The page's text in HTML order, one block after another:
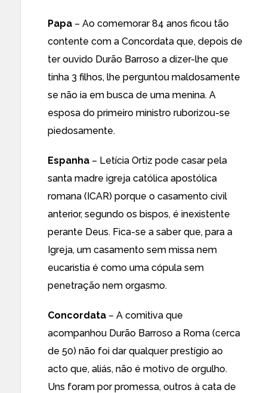
Papa – Ao comemorar 84 anos ficou tão
contente com a Concordata que, depois de
ter ouvido Durão Barroso a dizer-lhe que
tinha 3 filhos, lhe perguntou maldosamente
se não ia em busca de uma menina. A
esposa do primeiro ministro ruborizou-se
piedosamente.
Espanha – Letícia Ortiz pode casar pela
santa madre igreja católica apostólica
romana (ICAR) porque o casamento civil
anterior, segundo os bispos, é inexistente
perante Deus. Fica-se a saber que, para a
Igreja, um casamento sem missa nem
eucaristia é como uma cópula sem
penetração nem orgasmo.
Concordata – A comitiva que
acompanhou Durão Barroso a Roma (cerca
de 50) não foi dar qualquer prestígio ao
acto que, aliás, não é motivo de orgulho.
Uns foram por promessa, outros à cata de